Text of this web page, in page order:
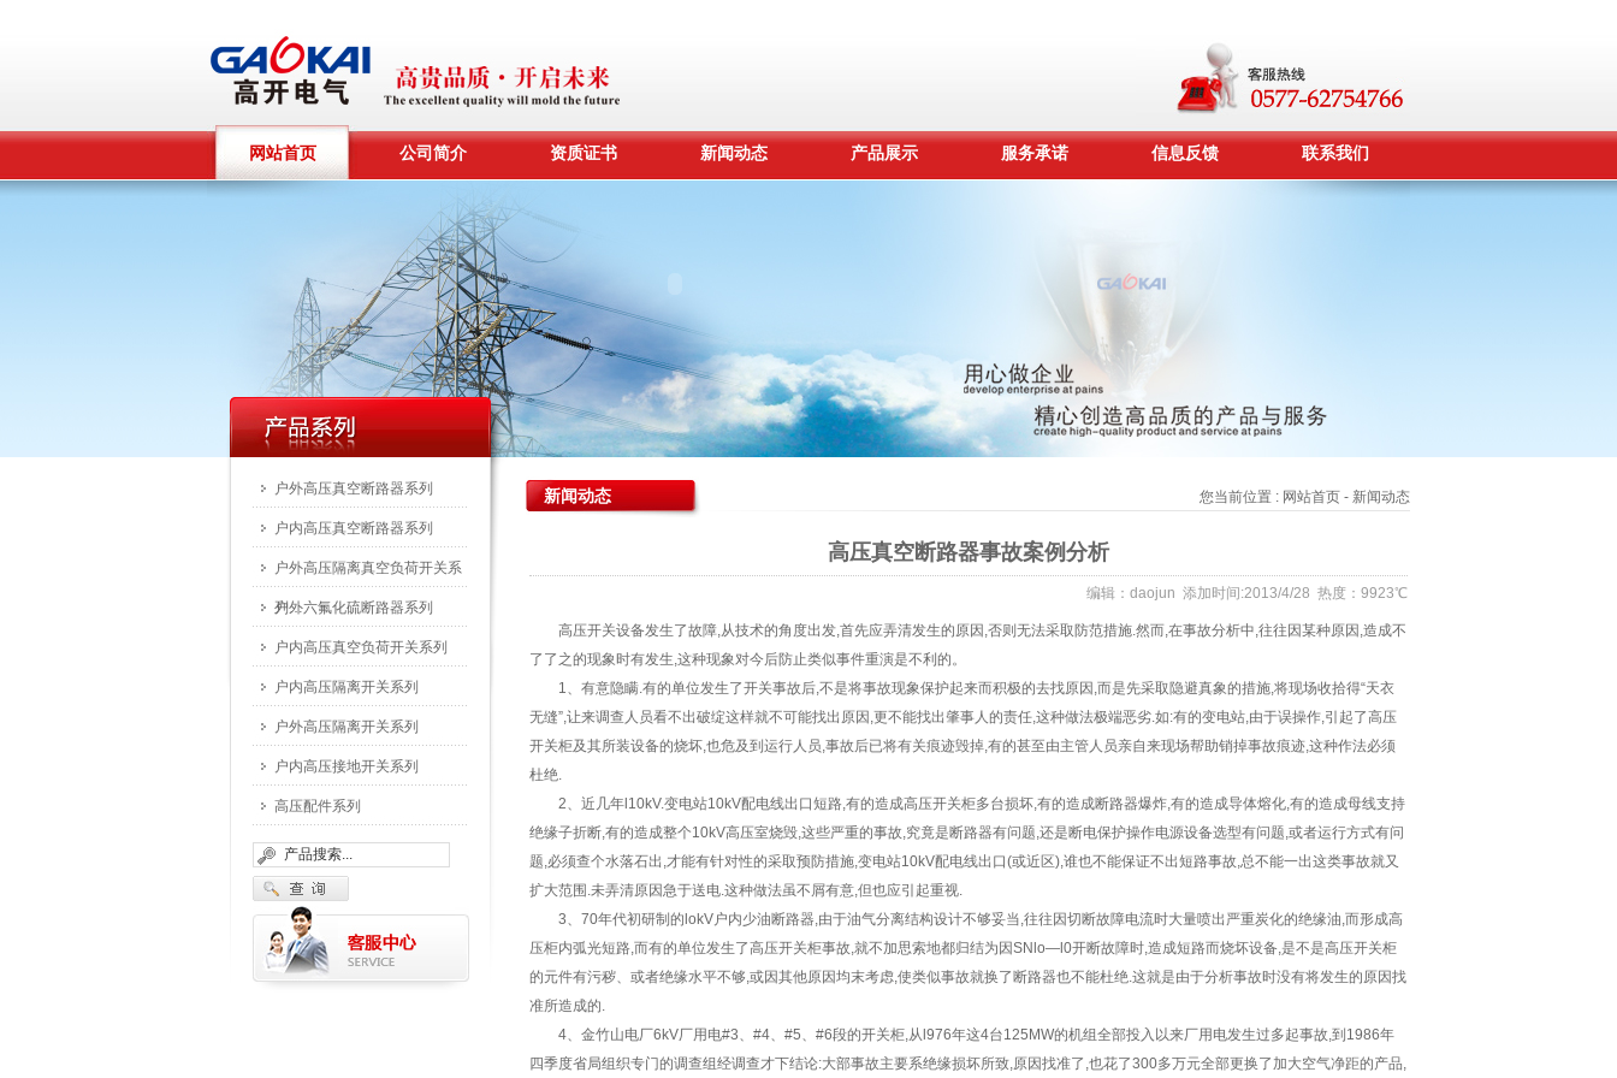
网站首页 公司简介 资质证书 新闻动态 产品展示 服务承诺 信息反馈 联系我们
户外高压真空断路器系列
户内高压真空断路器系列
户外高压隔离真空负荷开关系
列…
户外六氟化硫断路器系列
户内高压真空负荷开关系列
户内高压隔离开关系列
户外高压隔离开关系列
户内高压接地开关系列
高压配件系列
新闻动态 您当前位置 : 网站首页 - 新闻动态
高压真空断路器事故案例分析
编辑：daojun 添加时间:2013/4/28 热度：9923℃
高压开关设备发生了故障,从技术的角度出发,首先应弄清发生的原因,否则无法采取防范措施.然而,在事故分析中,往往因某种原因,造成不
了了之的现象时有发生,这种现象对今后防止类似事件重演是不利的。
1、有意隐瞒.有的单位发生了开关事故后,不是将事故现象保护起来而积极的去找原因,而是先采取隐避真象的措施,将现场收拾得“天衣
无缝”,让来调查人员看不出破绽这样就不可能找出原因,更不能找出肇事人的责任,这种做法极端恶劣.如:有的变电站,由于误操作,引起了高压
开关柜及其所装设备的烧坏,也危及到运行人员,事故后已将有关痕迹毁掉,有的甚至由主管人员亲自来现场帮助销掉事故痕迹,这种作法必须
杜绝.
2、近几年l10kV.变电站10kV配电线出口短路,有的造成高压开关柜多台损坏,有的造成断路器爆炸,有的造成导体熔化,有的造成母线支持
绝缘子折断,有的造成整个10kV高压室烧毁,这些严重的事故,究竟是断路器有问题,还是断电保护操作电源设备选型有问题,或者运行方式有问
题,必须查个水落石出,才能有针对性的采取预防措施,变电站10kV配电线出口(或近区),谁也不能保证不出短路事故,总不能一出这类事故就又
扩大范围.未弄清原因急于送电.这种做法虽不屑有意,但也应引起重视.
3、70年代初研制的lokV户内少油断路器,由于油气分离结构设计不够妥当,往往因切断故障电流时大量喷出严重炭化的绝缘油,而形成高
压柜内弧光短路,而有的单位发生了高压开关柜事故,就不加思索地都归结为因SNlo—l0开断故障时,造成短路而烧坏设备,是不是高压开关柜
的元件有污秽、或者绝缘水平不够,或因其他原因均末考虑,使类似事故就换了断路器也不能杜绝.这就是由于分析事故时没有将发生的原因找
准所造成的.
4、金竹山电厂6kV厂用电#3、#4、#5、#6段的开关柜,从l976年这4台125MW的机组全部投入以来厂用电发生过多起事故,到1986年
四季度省局组织专门的调查组经调查才下结论:大部事故主要系绝缘损坏所致,原因找准了,也花了300多万元全部更换了加大空气净距的产品,